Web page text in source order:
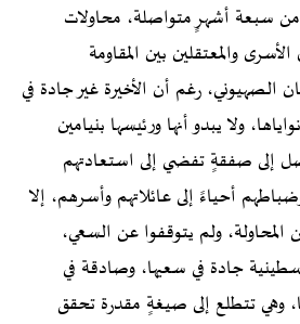
سبعة أشهرٍ متواصلة، محاولات
والمعتقلين بين المقاومة
الصهيوني، رغم أن الأخيرة غير جادة في
ولا يبدو أنها ورئيسها بنيامين
إلى صفقةٍ تفضي إلى استعادتهم
أحياءً إلى عائلاتهم وأسرهم، إلا
ولم يتوقفوا عن السعي،
جادة في سعيها، وصادقة في
وهي تتطلع إلى صيغةٍ مقدرة تحقق